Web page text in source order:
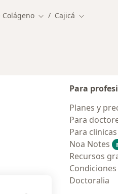
Cambiar de ciudad
Cajicá Cambiar de
Para
Planes y
Para
Para clinicas
Noa Notes
Recursos
Doctoralia